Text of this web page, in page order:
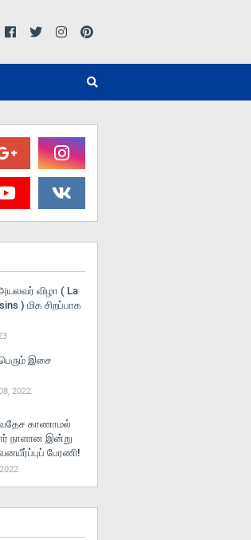
விழா ( La
) மிக சிறப்பாக
இசை
2022
காணாமல்
நாளான இன்று
பேரணி!